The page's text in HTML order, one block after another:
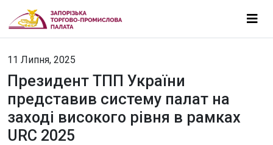
11 Липня, 2025
Президент ТПП України
представив систему палат на
заході високого рівня в рамках
URC 2025